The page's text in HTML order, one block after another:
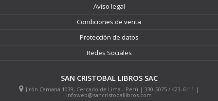
Aviso legal
Condiciones de venta
Protección de datos
Redes Sociales
SAN CRISTOBAL LIBROS SAC
Jirón Camaná 1039, Cercado de Lima - Perú | 330-5075 / 423-6111 |
infoweb@sancristoballibros.com